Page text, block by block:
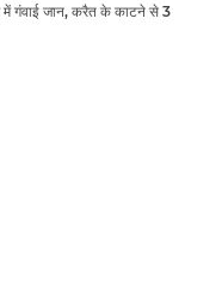
गंवाई जान, करैत के काटने से 3